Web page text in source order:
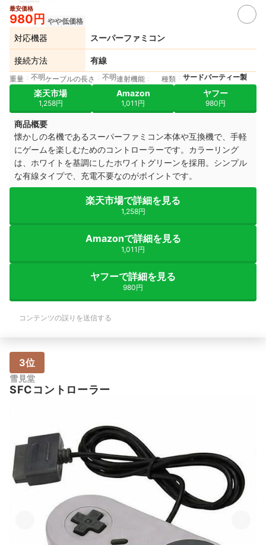
最安価格
980円 やや低価格
対応機器 スーパーファミコン
接続方法 有線
重量 不明ケーブルの長さ 不明連射機能 種類 サードパーティー製
楽天市場
1,258円
Amazon
1,011円
ヤフー
980円
商品概要
懐かしの名機であるスーパーファミコン本体や互換機で、手軽
にゲームを楽しむためのコントローラーです。カラーリング
は、ホワイトを基調にしたホワイトグリーンを採用。シンプル
な有線タイプで、充電不要なのがポイントです。
楽天市場で詳細を見る
1,258円
Amazonで詳細を見る
1,011円
ヤフーで詳細を見る
980円
コンテンツの誤りを送信する
3位
雪見堂
SFCコントローラー